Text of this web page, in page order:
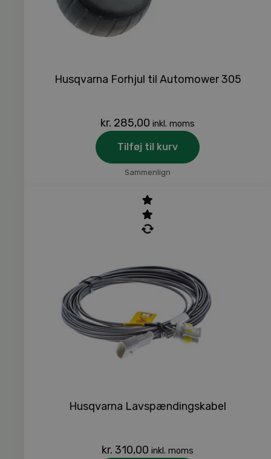
Husqvarna Forhjul til Automower 305
kr. 285,00 inkl. moms
Tilføj til kurv
Sammenlign
Husqvarna Lavspændingskabel
kr. 310,00 inkl. moms